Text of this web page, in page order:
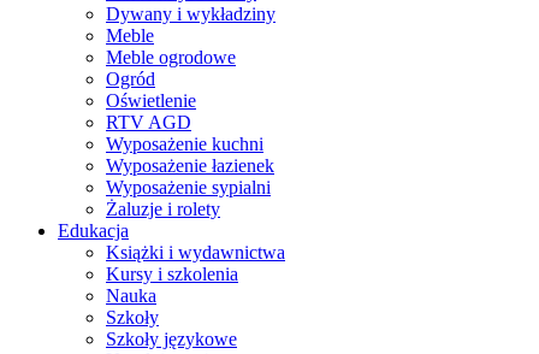
Dywany i wykładziny
Meble
Meble ogrodowe
Ogród
Oświetlenie
RTV AGD
Wyposażenie kuchni
Wyposażenie łazienek
Wyposażenie sypialni
Żaluzje i rolety
Edukacja
Książki i wydawnictwa
Kursy i szkolenia
Nauka
Szkoły
Szkoły językowe